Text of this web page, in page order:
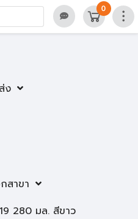
ง
สาขา
0
280 มล. สีขาว